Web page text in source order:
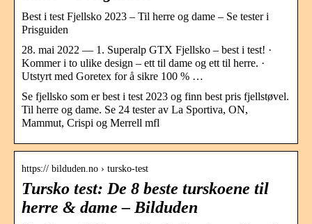
Best i test Fjellsko 2023 – Til herre og dame – Se tester i
Prisguiden
28. mai 2022 — 1. Superalp GTX Fjellsko – best i test! ·
Kommer i to ulike design – ett til dame og ett til herre. ·
Utstyrt med Goretex for å sikre 100 % …
Se fjellsko som er best i test 2023 og finn best pris fjellstøvel.
Til herre og dame. Se 24 tester av La Sportiva, ON,
Mammut, Crispi og Merrell mfl
https:// bilduden.no › tursko-test
Tursko test: De 8 beste turskoene til
herre & dame – Bilduden